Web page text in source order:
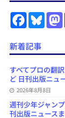
F
a
e
b
o
o
k
B
l
k
y
a
o
n
新着記事
すべてプロの翻
ど 日刊出版ニュ
2026年8月8日
週刊少年ジャン
刊出版ニュース